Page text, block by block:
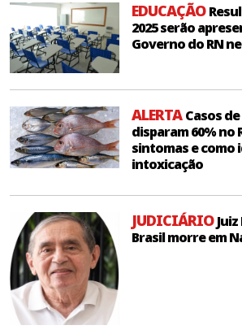
EDUCAÇÃO
2025 serão
Governo do RN
ALERTACasos
disparam 60% no
sintomas e como
intoxicação
JUDICIÁRIO
Brasil morre em